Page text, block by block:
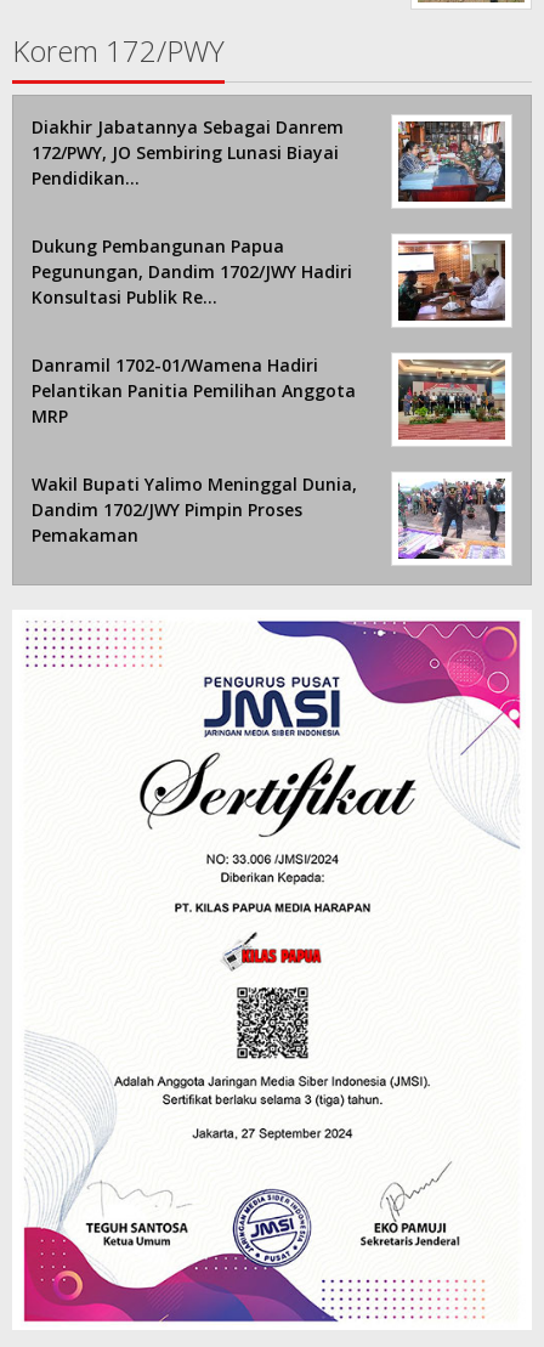
Korem 172/PWY
Diakhir Jabatannya Sebagai Danrem
172/PWY, JO Sembiring Lunasi Biayai
Pendidikan…
Dukung Pembangunan Papua
Pegunungan, Dandim 1702/JWY Hadiri
Konsultasi Publik Re…
Danramil 1702-01/Wamena Hadiri
Pelantikan Panitia Pemilihan Anggota
MRP
Wakil Bupati Yalimo Meninggal Dunia,
Dandim 1702/JWY Pimpin Proses
Pemakaman